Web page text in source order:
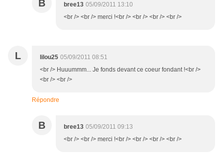
B bree13 05/09/2011 13:10
<br /> <br /> merci !<br /> <br /> <br /> <br />
L lilou25 05/09/2011 08:51
<br /> Huuummm... Je fonds devant ce coeur fondant !<br />
<br /> <br />
Répondre
B bree13 05/09/2011 09:13
<br /> <br /> merci !<br /> <br /> <br /> <br />